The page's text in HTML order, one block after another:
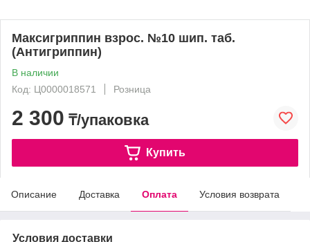
Максигриппин взрос. №10 шип. таб.
(Антигриппин)
В наличии
Код: Ц0000018571
Розница
2 300 ₸/упаковка
Купить
Описание Доставка Оплата Условия возврата
Условия доставки